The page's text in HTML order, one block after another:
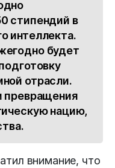
стипендий в
интеллекта.
будет
отрасли.
превращения
нацию,
внимание, что